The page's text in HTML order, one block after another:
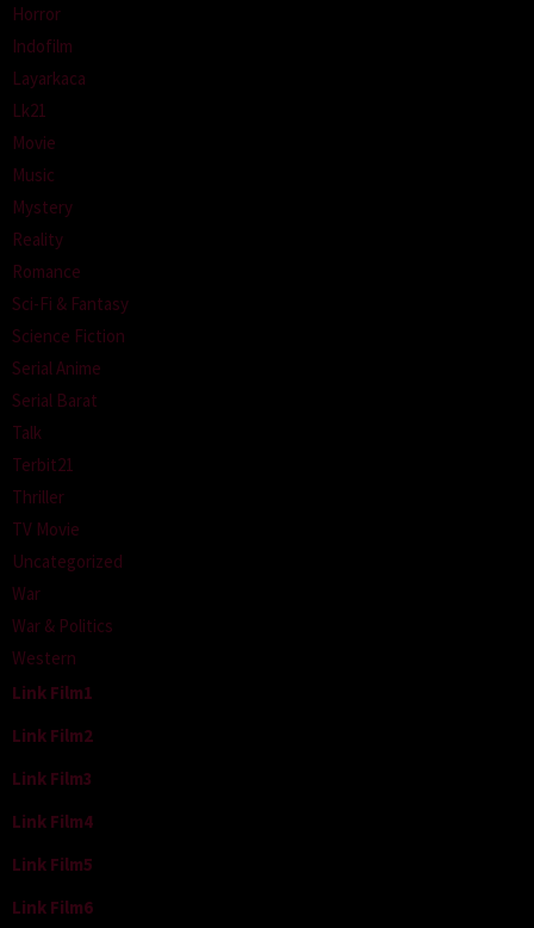
Horror
Indofilm
Layarkaca
Lk21
Movie
Music
Mystery
Reality
Romance
Sci-Fi & Fantasy
Science Fiction
Serial Anime
Serial Barat
Talk
Terbit21
Thriller
TV Movie
Uncategorized
War
War & Politics
Western
Link Film1
Link Film2
Link Film3
Link Film4
Link Film5
Link Film6